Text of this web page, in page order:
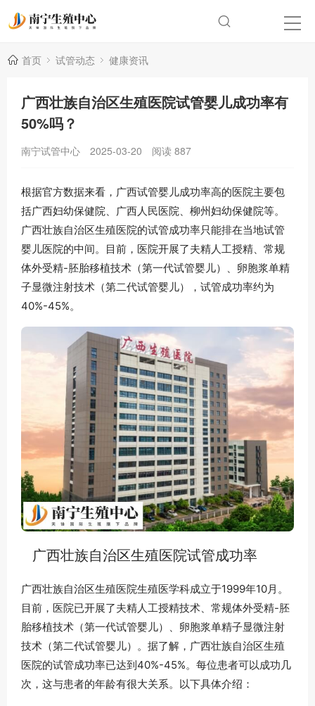
首页 试管动态 健康资讯
广西壮族自治区生殖医院试管婴儿成功率有
50%吗？
南宁试管中心 2025-03-20 阅读 887
根据官方数据来看，广西试管婴儿成功率高的医院主要包
括广西妇幼保健院、广西人民医院、柳州妇幼保健院等。
广西壮族自治区生殖医院的试管成功率只能排在当地试管
婴儿医院的中间。目前，医院开展了夫精人工授精、常规
体外受精-胚胎移植技术（第一代试管婴儿）、卵胞浆单精
子显微注射技术（第二代试管婴儿），试管成功率约为
40%-45%。
广西壮族自治区生殖医院试管成功率
广西壮族自治区生殖医院生殖医学科成立于1999年10月。
目前，医院已开展了夫精人工授精技术、常规体外受精-胚
胎移植技术（第一代试管婴儿）、卵胞浆单精子显微注射
技术（第二代试管婴儿）。据了解，广西壮族自治区生殖
医院的试管成功率已达到40%-45%。每位患者可以成功几
次，这与患者的年龄有很大关系。以下具体介绍：